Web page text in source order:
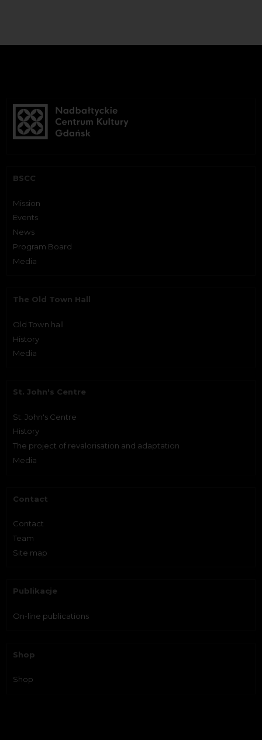
BSCC
Mission
Events
News
Program Board
Media
The Old Town Hall
Old Town hall
History
Media
St. John's Centre
St. John's Centre
History
The project of revalorisation and adaptation
Media
Contact
Contact
Team
Site map
Publikacje
On-line publications
Shop
Shop